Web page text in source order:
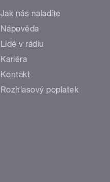
Jak nás naladíte
Nápověda
Lidé v rádiu
Kariéra
Kontakt
Rozhlasový poplatek